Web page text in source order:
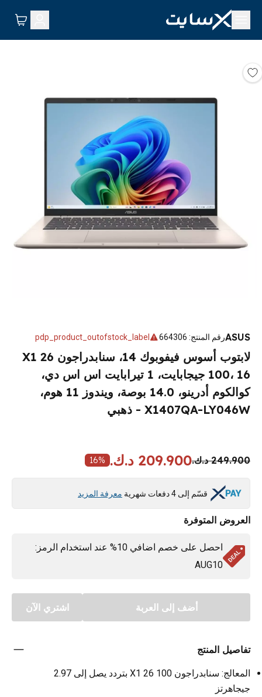
ASUSرقم المنتج:
664306
pdp_product_outofstock_label
لابتوب أسوس فيفوبوك 14، سنابدراجون X1 26
100، 16 جيجابايت، 1 تيرابايت اس اس دي،
كوالكوم أدرينو، 14.0 بوصة، ويندوز 11 هوم،
X1407QA-LY046W - ذهبي
249.900 د.ك. 209.900 د.ك. 16%
قسّم إلى 4 دفعات شهرية معرفة المزيد
العروض المتوفرة
احصل على خصم اضافي 10% عند استخدام الرمز:
AUG10
أضف إلى العربة اشتري الآن
تفاصيل المنتج
المعالج: سنابدراجون X1 26 100 بتردد يصل إلى 2.97
جيجاهرتز